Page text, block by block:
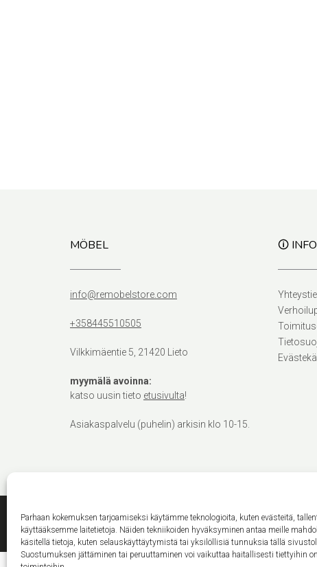
Parhaan kokemuksen tarjoamiseksi käytämme teknologioita, kuten evästeitä,
käyttääksemme laitetietoja. Näiden tekniikoiden hyväksyminen antaa meille
käsitellä tietoja, kuten selauskäyttäytymistä tai yksilöllisiä tunnuksia tällä
Suostumuksen jättäminen tai peruuttaminen voi vaikuttaa haitallisesti tiettyihin
MÖBEL
info@remobelstore.com
+358445510505
Vilkkimäentie 5, 21420 Lieto
myymälä avoinna:
katso uusin tieto etusivulta!
Asiakaspalvelu (puhelin) arkisin klo 10-15.
🛈 INFO